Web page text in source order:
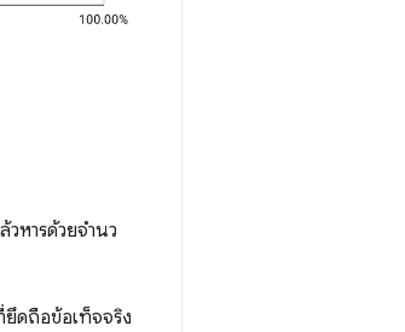
หารด้วยจํานว
ยึดถือข้อเท็จจริง